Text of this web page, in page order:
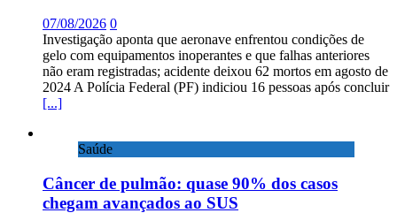
07/08/2026 0
Investigação aponta que aeronave enfrentou condições de
gelo com equipamentos inoperantes e que falhas anteriores
não eram registradas; acidente deixou 62 mortos em agosto de
2024 A Polícia Federal (PF) indiciou 16 pessoas após concluir
[...]
Saúde
Câncer de pulmão: quase 90% dos casos
chegam avançados ao SUS